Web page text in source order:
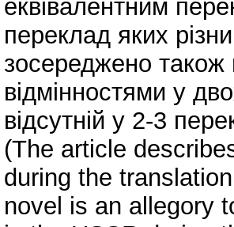
еквівалентним
переклад яких
зосереджено
відмінностями у
відсутній у 2-3
(The article
during the
novel is an allegory